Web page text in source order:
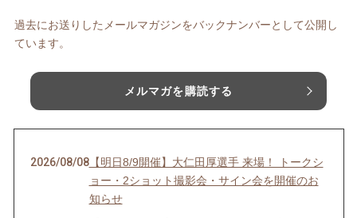
過去にお送りしたメールマガジンをバックナンバーとして公開し
ています。
メルマガを購読する
2026/08/08【明日8/9開催】大仁田厚選手 来場！ トークシ
ョー・2ショット撮影会・サイン会を開催のお
知らせ